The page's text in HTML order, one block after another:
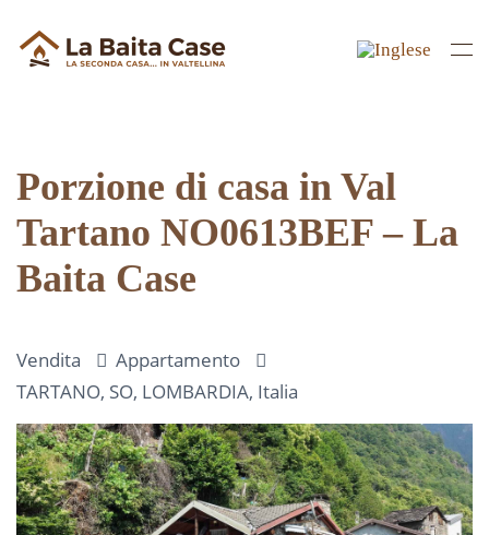
Skip to main content
Porzione di casa in Val
Tartano NO0613BEF – La
Baita Case
Vendita
Appartamento
TARTANO, SO, LOMBARDIA, Italia